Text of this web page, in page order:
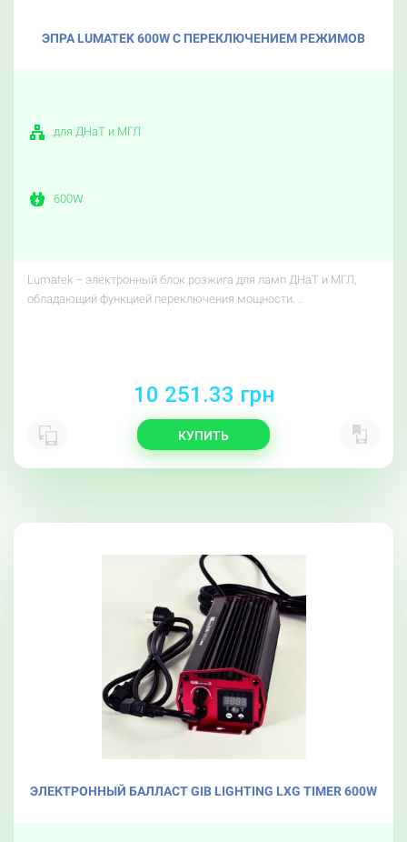
ЭПРА LUMATEK 600W С ПЕРЕКЛЮЧЕНИЕМ РЕЖИМОВ
для ДНаТ и МГЛ
600W
Lumatek – электронный блок розжига для ламп ДНаТ и МГЛ,
обладающий функцией переключения мощности. ..
10 251.33 грн
КУПИТЬ
ЭЛЕКТРОННЫЙ БАЛЛАСТ GIB LIGHTING LXG TIMER 600W